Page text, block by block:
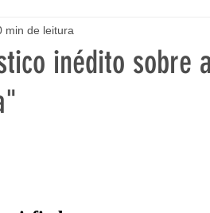
inédito sobre
min de leitura